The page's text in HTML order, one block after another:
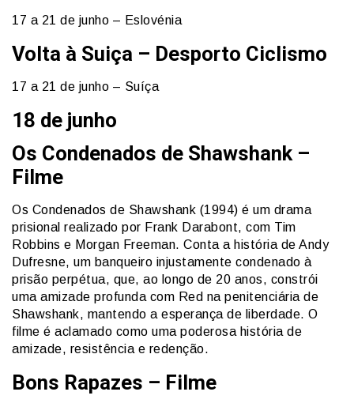
17 a 21 de junho – Eslovénia
Volta à Suiça – Desporto Ciclismo
17 a 21 de junho – Suíça
18 de junho
Os Condenados de Shawshank –
Filme
Os Condenados de Shawshank (1994) é um drama
prisional realizado por Frank Darabont, com Tim
Robbins e Morgan Freeman. Conta a história de Andy
Dufresne, um banqueiro injustamente condenado à
prisão perpétua, que, ao longo de 20 anos, constrói
uma amizade profunda com Red na penitenciária de
Shawshank, mantendo a esperança de liberdade. O
filme é aclamado como uma poderosa história de
amizade, resistência e redenção.
Bons Rapazes – Filme